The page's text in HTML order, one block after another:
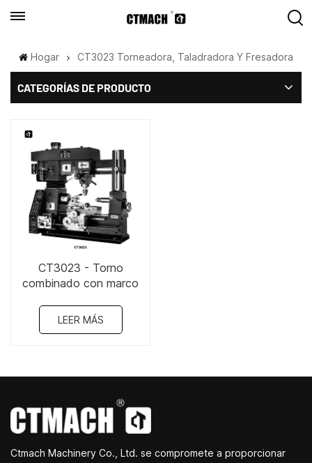
Hogar CT3023 Torneadora, Taladradora Y Fresadora
CATEGORÍAS DE PRODUCTO
CT3023 - Torno
combinado con marco
LEER MÁS
Ctmach Machinery Co., Ltd. se compromete a proporcionar